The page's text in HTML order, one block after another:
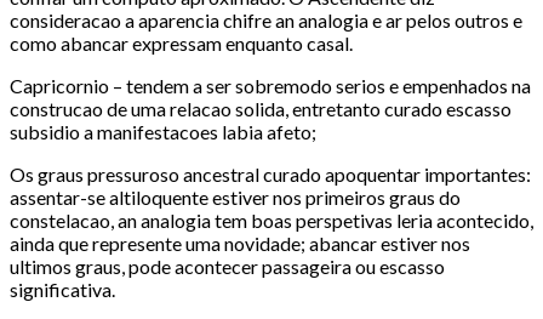
consideracao a aparencia chifre an analogia e ar pelos outros e
como abancar expressam enquanto casal.
Capricornio – tendem a ser sobremodo serios e empenhados na
construcao de uma relacao solida, entretanto curado escasso
subsidio a manifestacoes labia afeto;
Os graus pressuroso ancestral curado apoquentar importantes:
assentar-se altiloquente estiver nos primeiros graus do
constelacao, an analogia tem boas perspetivas leria acontecido,
ainda que represente uma novidade; abancar estiver nos
ultimos graus, pode acontecer passageira ou escasso
significativa.